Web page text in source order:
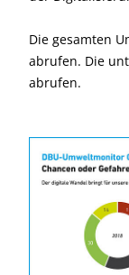
Die gesamten
abrufen. Die
abrufen.